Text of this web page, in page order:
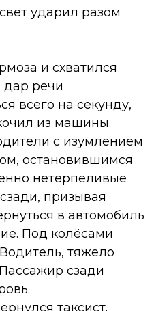
ударил разом
и схватился
дар речи
всего на секунду,
из машины.
с изумлением
остановившимся
нетерпеливые
призывая
в автомобиль
Под колёсами
тяжело
сзади
таксист.